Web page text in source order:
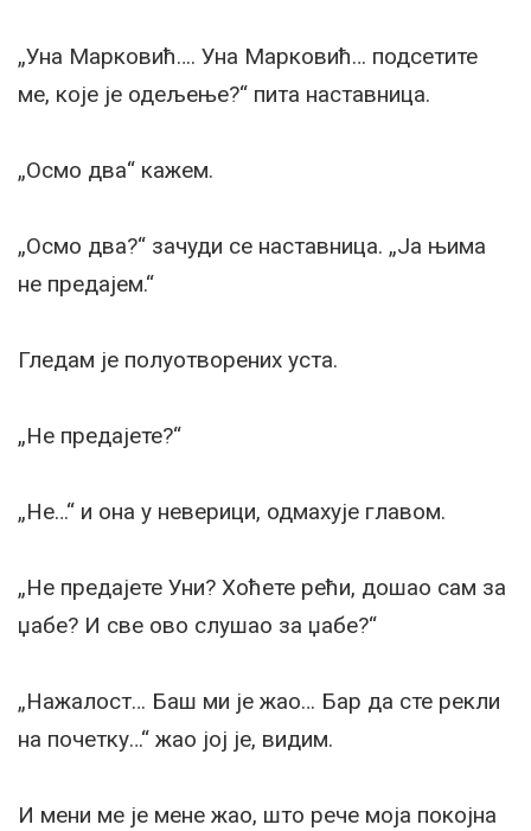
„Уна Марковић…. Уна Марковић… подсетите
ме, које је одељење?“ пита наставница.
„Осмо два“ кажем.
„Осмо два?“ зачуди се наставница. „Ја њима
не предајем.“
Гледам је полуотворених уста.
„Не предајете?“
„Не…“ и она у неверици, одмахује главом.
„Не предајете Уни? Хоћете рећи, дошао сам за
џабе? И све ово слушао за џабе?“
„Нажалост… Баш ми је жао… Бар да сте рекли
на почетку…“ жао јој је, видим.
И мени ме је мене жао, што рече моја покојна